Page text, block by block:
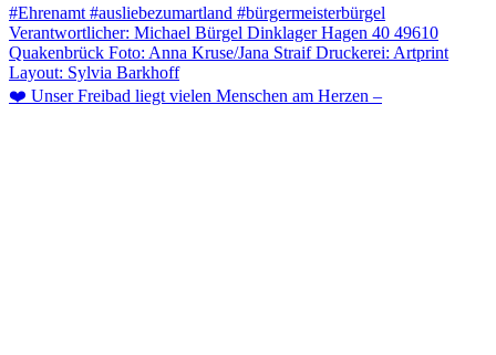
❤️ Unser Freibad liegt vielen Menschen am Herzen –